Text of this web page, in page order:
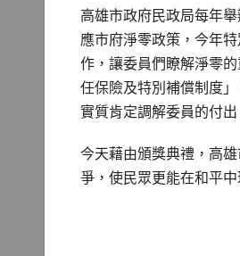
高雄市政府民政局每年
應市府淨零政策，今年
作，讓委員們瞭解淨零
任保險及特別補償制度
實質肯定調解委員的付出
今天藉由頒獎典禮，高
爭，使民眾更能在和平